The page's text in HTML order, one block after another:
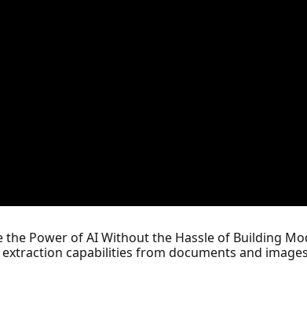
Power of AI Without the Hassle of Building
capabilities from documents and